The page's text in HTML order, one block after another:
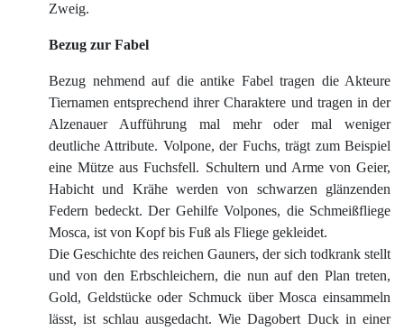
Zweig.
Bezug zur Fabel
Bezug nehmend auf die antike Fabel tragen die Akteure
Tiernamen entsprechend ihrer Charaktere und tragen in der
Alzenauer Aufführung mal mehr oder mal weniger
deutliche Attribute. Volpone, der Fuchs, trägt zum Beispiel
eine Mütze aus Fuchsfell. Schultern und Arme von Geier,
Habicht und Krähe werden von schwarzen glänzenden
Federn bedeckt. Der Gehilfe Volpones, die Schmeißfliege
Mosca, ist von Kopf bis Fuß als Fliege gekleidet.
Die Geschichte des reichen Gauners, der sich todkrank stellt
und von den Erbschleichern, die nun auf den Plan treten,
Gold, Geldstücke oder Schmuck über Mosca einsammeln
lässt, ist schlau ausgedacht. Wie Dagobert Duck in einer